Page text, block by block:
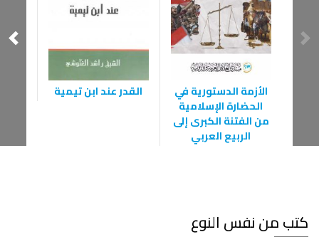
الأزمة الدستورية في
الحضارة الإسلامية
من الفتنة الكبرى إلى
الربيع العربي
القدر عند ابن تيمية
كتب من نفس النوع